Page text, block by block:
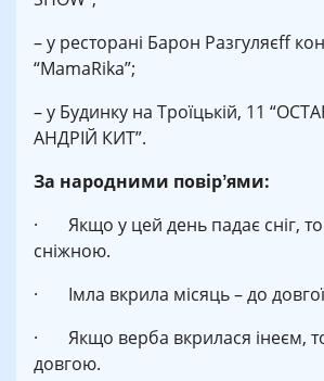
– у ресторані Барон Paзгуляєff
“MamaRika”;
– у Будинку на Троїцькій, 11
АНДРІЙ КИТ”.
За народними повірʼями:
· Якщо у цей день падає сніг,
сніжною.
· Імла вкрила місяць – до
· Якщо верба вкрилася інеєм,
довгою.